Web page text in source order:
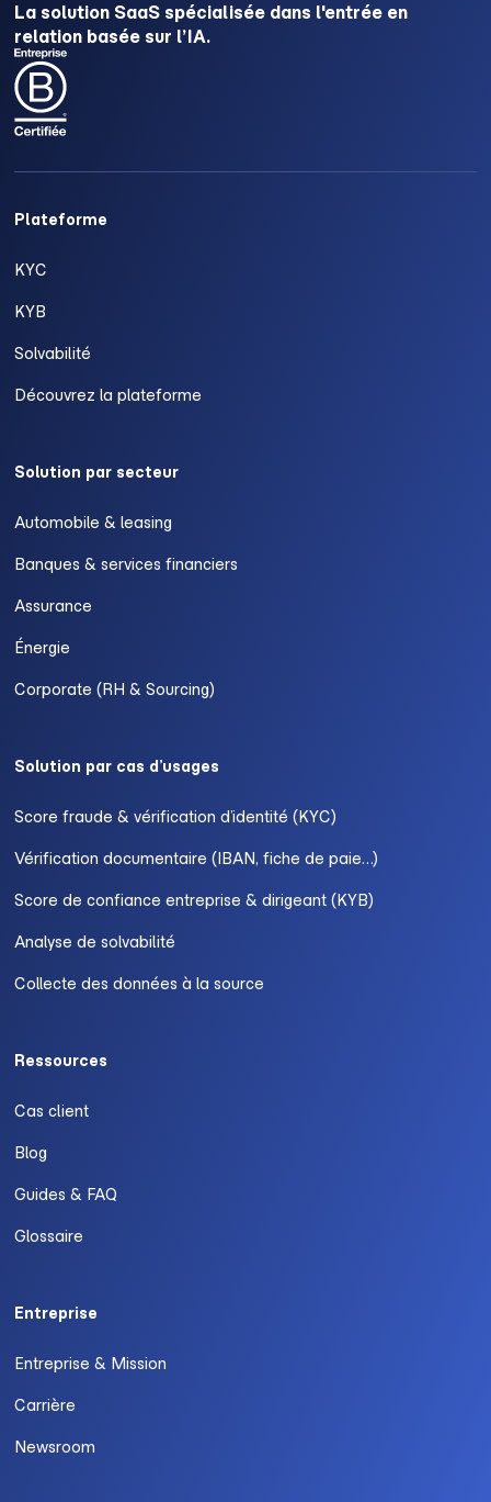
La solution SaaS spécialisée dans l'entrée en
relation basée sur l’IA.
Plateforme
KYC
KYB
Solvabilité
Découvrez la plateforme
Solution par secteur
Automobile & leasing
Banques & services financiers
Assurance
Énergie
Corporate (RH & Sourcing)
Solution par cas d’usages
Score fraude & vérification d’identité (KYC)
Vérification documentaire (IBAN, fiche de paie…)
Score de confiance entreprise & dirigeant (KYB)
Analyse de solvabilité
Collecte des données à la source
Ressources
Cas client
Blog
Guides & FAQ
Glossaire
Entreprise
Entreprise & Mission
Carrière
Newsroom